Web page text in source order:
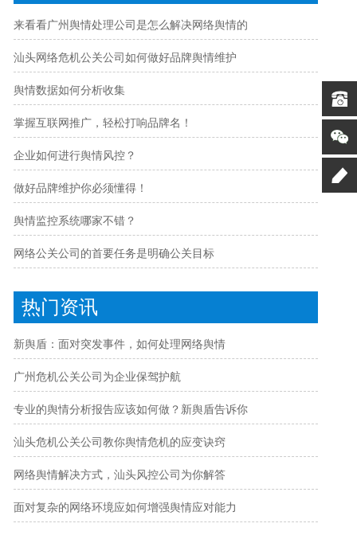
来看看广州舆情处理公司是怎么解决网络舆情的
汕头网络危机公关公司如何做好品牌舆情维护
舆情数据如何分析收集
掌握互联网推广，轻松打响品牌名！
企业如何进行舆情风控？
做好品牌维护你必须懂得！
舆情监控系统哪家不错？
网络公关公司的首要任务是明确公关目标
热门资讯
新舆盾：面对突发事件，如何处理网络舆情
广州危机公关公司为企业保驾护航
专业的舆情分析报告应该如何做？新舆盾告诉你
汕头危机公关公司教你舆情危机的应变诀窍
网络舆情解决方式，汕头风控公司为你解答
面对复杂的网络环境应如何增强舆情应对能力